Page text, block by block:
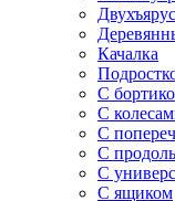
Качалка
С
С
С
С
С
С ящиком